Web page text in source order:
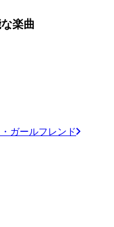
楽曲
ガールフレンド